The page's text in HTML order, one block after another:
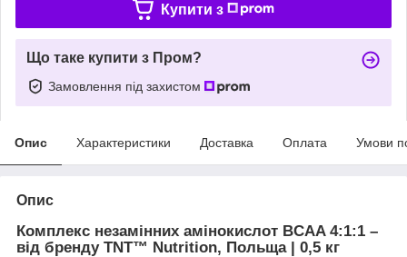
Купити з
Що таке купити з Пром?
Замовлення під захистом
Опис Характеристики Доставка Оплата Умови
Опис
Комплекс незамінних амінокислот BCAA 4:1:1 –
від бренду TNT™ Nutrition, Польща | 0,5 кг